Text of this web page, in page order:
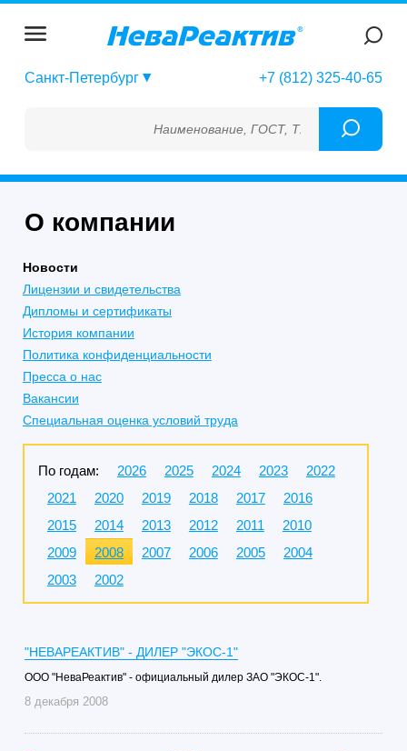
Санкт-Петербург +7 (812) 325-40-65
Наименование, ГОСТ, ТУ, ГСО, МСО,
О компании
Новости
Лицензии и свидетельства
Дипломы и сертификаты
История компании
Политика конфиденциальности
Пресса о нас
Вакансии
Специальная оценка условий труда
По годам: 2026 2025 2024 2023
2022
2021
2020 2019 2018 2017
2016
2015
2014 2013 2012 2011
2010
2009
2008 2007 2006 2005
2004
2003
2002
"НЕВАРЕАКТИВ" - ДИЛЕР "ЭКОС-1"
ООО "НеваРеактив" - официальный дилер ЗАО "ЭКОС-1".
8 декабря 2008